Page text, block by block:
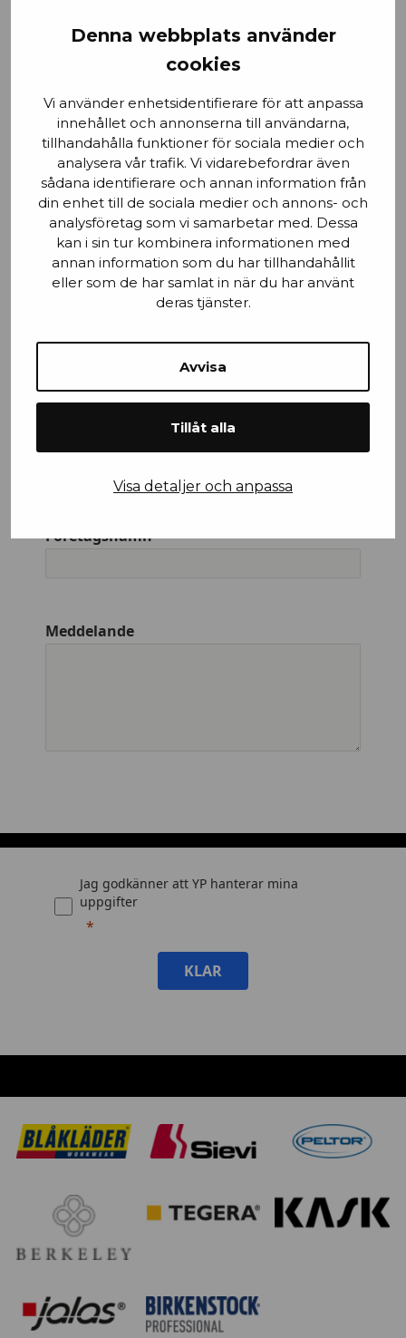
Denna webbplats använder
cookies
Vi använder enhetsidentifierare för att anpassa
innehållet och annonserna till användarna,
tillhandahålla funktioner för sociala medier och
analysera vår trafik. Vi vidarebefordrar även
sådana identifierare och annan information från
din enhet till de sociala medier och annons- och
analysföretag som vi samarbetar med. Dessa
kan i sin tur kombinera informationen med
annan information som du har tillhandahållit
eller som de har samlat in när du har använt
deras tjänster.
Avvisa
Tillåt alla
Visa detaljer och anpassa
Email
Stad
Företagsnamn
Meddelande
Jag godkänner att YP hanterar mina
uppgifter
KLAR